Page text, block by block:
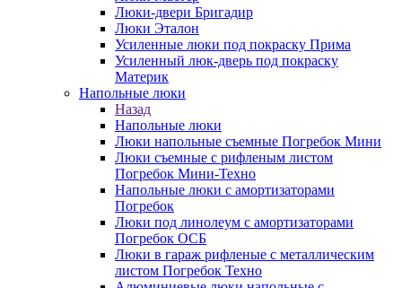
Люки-двери Бригадир
Люки Эталон
Усиленные люки под покраску Прима
Усиленный люк-дверь под покраску
Материк
Напольные люки
Назад
Напольные люки
Люки напольные съемные Погребок Мини
Люки съемные с рифленым листом
Погребок Мини-Техно
Напольные люки с амортизаторами
Погребок
Люки под линолеум с амортизаторами
Погребок ОСБ
Люки в гараж рифленые с металлическим
листом Погребок Техно